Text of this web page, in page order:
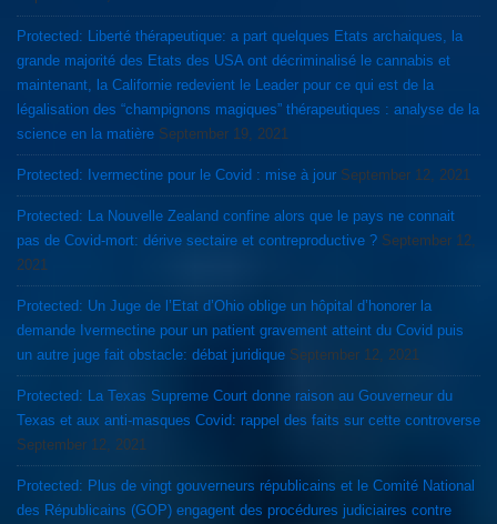
Protected: Liberté thérapeutique: a part quelques Etats archaiques, la
grande majorité des Etats des USA ont décriminalisé le cannabis et
maintenant, la Californie redevient le Leader pour ce qui est de la
légalisation des “champignons magiques” thérapeutiques : analyse de la
science en la matière September 19, 2021
Protected: Ivermectine pour le Covid : mise à jour September 12, 2021
Protected: La Nouvelle Zealand confine alors que le pays ne connait
pas de Covid-mort: dérive sectaire et contreproductive ? September 12,
2021
Protected: Un Juge de l’Etat d’Ohio oblige un hôpital d’honorer la
demande Ivermectine pour un patient gravement atteint du Covid puis
un autre juge fait obstacle: débat juridique September 12, 2021
Protected: La Texas Supreme Court donne raison au Gouverneur du
Texas et aux anti-masques Covid: rappel des faits sur cette controverse
September 12, 2021
Protected: Plus de vingt gouverneurs républicains et le Comité National
des Républicains (GOP) engagent des procédures judiciaires contre